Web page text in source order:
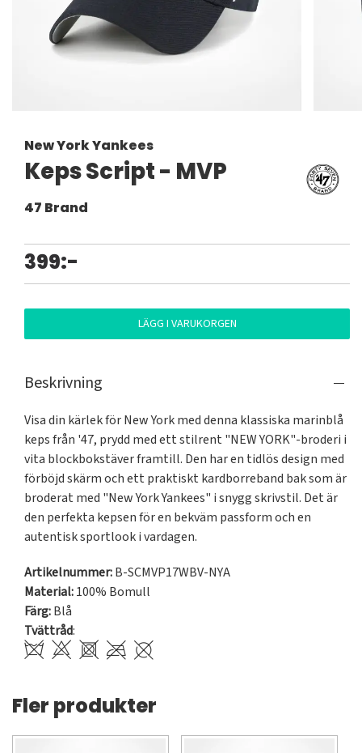
New York Yankees
Keps Script - MVP
47 Brand
399:-
LÄGG I VARUKORGEN
Beskrivning
Visa din kärlek för New York med denna klassiska marinblå
keps från '47, prydd med ett stilrent "NEW YORK"-broderi i
vita blockbokstäver framtill. Den har en tidlös design med
förböjd skärm och ett praktiskt kardborreband bak som är
broderat med "New York Yankees" i snygg skrivstil. Det är
den perfekta kepsen för en bekväm passform och en
autentisk sportlook i vardagen.
Artikelnummer:B-SCMVP17WBV-NYA
Material:100% Bomull
Färg:Blå
Tvättråd:
Fler produkter